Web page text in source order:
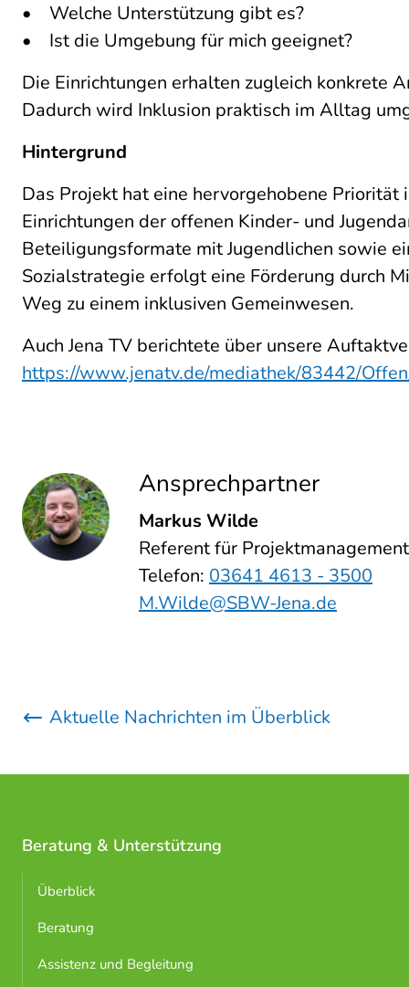
• Welche Unterstützung gibt es?
• Ist die Umgebung für mich geeignet?
Die Einrichtungen erhalten zugleich konkrete
Dadurch wird Inklusion praktisch im Alltag
Hintergrund
Das Projekt hat eine hervorgehobene
Einrichtungen der offenen Kinder- und
Beteiligungsformate mit Jugendlichen sowie
Sozialstrategie erfolgt eine Förderung durch
Weg zu einem inklusiven Gemeinwesen.
Auch Jena TV berichtete über unsere
https://www.jenatv.de/mediathek/83442/
Ansprechpartner
Markus Wilde
Referent für
Telefon: 03641 4613 - 3500
M.Wilde@SBW-Jena.de
Aktuelle Nachrichten im Überblick
Beratung & Unterstützung
Überblick
Beratung
Assistenz und Begleitung